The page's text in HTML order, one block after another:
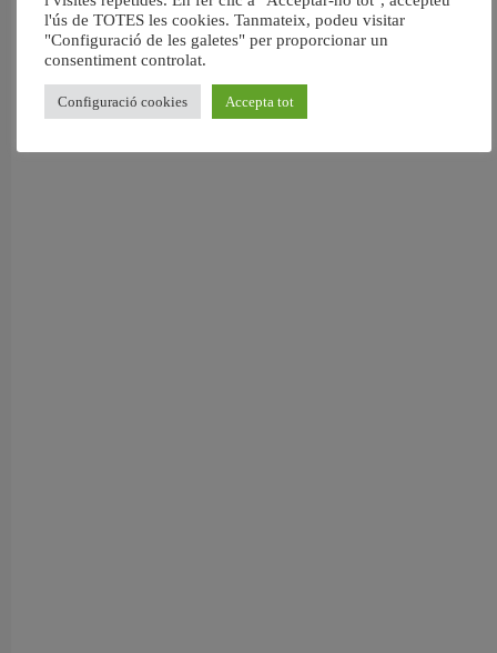
l'ús de TOTES les cookies. Tanmateix, podeu visitar
"Configuració de les galetes" per proporcionar un
consentiment controlat.
Configuració cookies Accepta tot